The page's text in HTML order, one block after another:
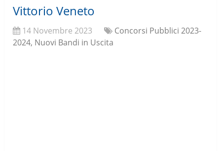
Vittorio Veneto
14 Novembre 2023
Concorsi Pubblici 2023-
2024, Nuovi Bandi in Uscita